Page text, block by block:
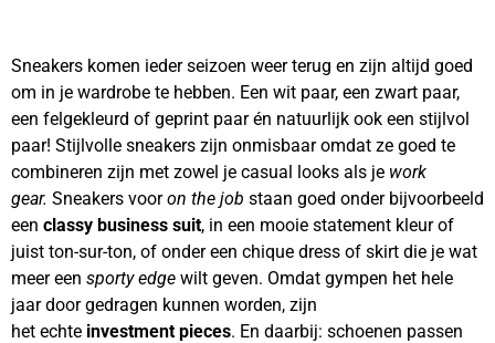
Sneakers komen ieder seizoen weer terug en zijn altijd goed
om in je wardrobe te hebben. Een wit paar, een zwart paar,
een felgekleurd of geprint paar én natuurlijk ook een stijlvol
paar! Stijlvolle sneakers zijn onmisbaar omdat ze goed te
combineren zijn met zowel je casual looks als je work
gear. Sneakers vooron the job staan goed onder bijvoorbeeld
een classy business suit, in een mooie statement kleur of
juist ton-sur-ton, of onder een chique dress of skirt die je wat
meer een sporty edge wilt geven. Omdat gympen het hele
jaar door gedragen kunnen worden, zijn
het echte investment pieces. En daarbij: schoenen passen